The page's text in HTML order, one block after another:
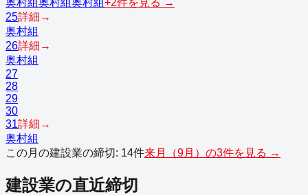
25詳細→
奥村組
26詳細→
奥村組
27
28
29
30
31詳細→
奥村組
この月の建設業の締切: 14件来月（9月）の3件を見る →
建設業の直近締切